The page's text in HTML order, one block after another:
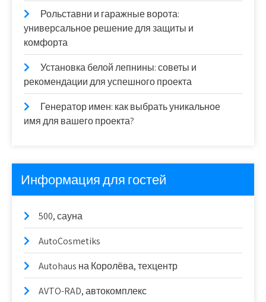
Рольставни и гаражные ворота:
универсальное решение для защиты и
комфорта
Установка белой лепнины: советы и
рекомендации для успешного проекта
Генератор имен: как выбрать уникальное
имя для вашего проекта?
Информация для гостей
500, сауна
AutoCosmetiks
Autohaus на Королёва, техцентр
AVTO-RAD, автокомплекс